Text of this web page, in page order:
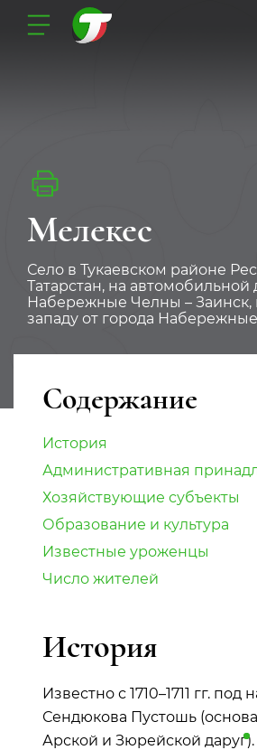
Мелекес
Село в Тукаевском районе
Татарстан, на автомобильной
Набережные Челны – Заинск,
западу от города
Содержание
История
Административная
Хозяйствующие субъекты
Образование и культура
Известные уроженцы
Число жителей
История
Известно с 1710–1711 гг. под
Сендюкова Пустошь
Арской и Зюрейской даруг